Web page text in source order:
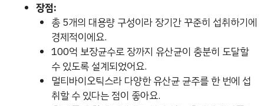
장점:
총 5개의 대용량 구성이라 장기간 꾸준히 섭취하기에
경제적이에요.
100억 보장균수로 장까지 유산균이 충분히 도달할
수 있도록 설계되었어요.
멀티바이오틱스라 다양한 유산균 균주를 한 번에 섭
취할 수 있다는 점이 좋아요.